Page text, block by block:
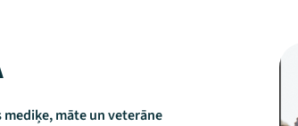
māte un veterāne